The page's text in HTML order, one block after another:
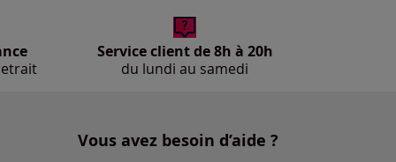
Service client de 8h à 20h
du lundi au samedi
Vous avez besoin d’aide ?